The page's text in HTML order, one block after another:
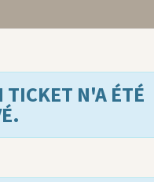
TICKET N'A ÉTÉ